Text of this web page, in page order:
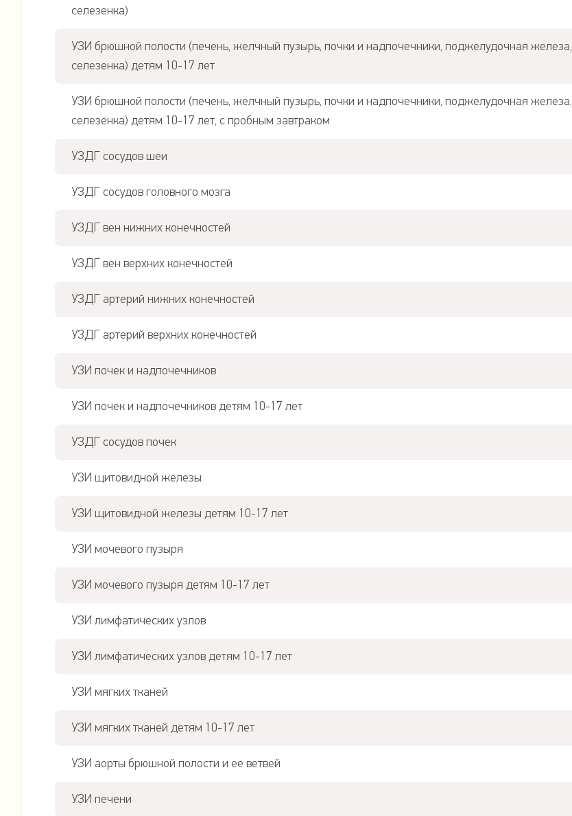
селезенка)
УЗИ брюшной полости (печень, желчный пузырь, почки и надпочечники, поджелудочная железа,
селезенка) детям 10-17 лет
УЗИ брюшной полости (печень, желчный пузырь, почки и надпочечники, поджелудочная железа,
селезенка) детям 10-17 лет, с пробным завтраком
УЗДГ сосудов шеи
УЗДГ сосудов головного мозга
УЗДГ вен нижних конечностей
УЗДГ вен верхних конечностей
УЗДГ артерий нижних конечностей
УЗДГ артерий верхних конечностей
УЗИ почек и надпочечников
УЗИ почек и надпочечников детям 10-17 лет
УЗДГ сосудов почек
УЗИ щитовидной железы
УЗИ щитовидной железы детям 10-17 лет
УЗИ мочевого пузыря
УЗИ мочевого пузыря детям 10-17 лет
УЗИ лимфатических узлов
УЗИ лимфатических узлов детям 10-17 лет
УЗИ мягких тканей
УЗИ мягких тканей детям 10-17 лет
УЗИ аорты брюшной полости и ее ветвей
УЗИ печени